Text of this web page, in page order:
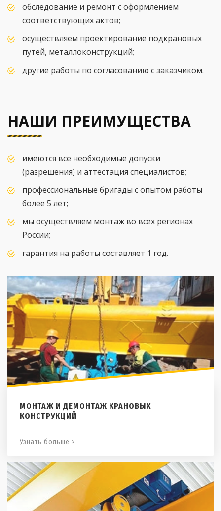
обследование и ремонт с оформлением
соответствующих актов;
осуществляем проектирование подкрановых
путей, металлоконструкций;
другие работы по согласованию с заказчиком.
НАШИ ПРЕИМУЩЕСТВА
имеются все необходимые допуски
(разрешения) и аттестация специалистов;
профессиональные бригады с опытом работы
более 5 лет;
мы осуществляем монтаж во всех регионах
России;
гарантия на работы составляет 1 год.
МОНТАЖ И ДЕМОНТАЖ КРАНОВЫХ
КОНСТРУКЦИЙ
Узнать больше >